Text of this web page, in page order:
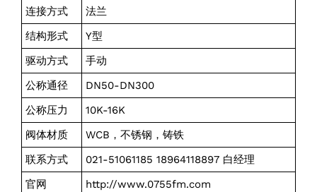
连接方式
法兰
结构形式
Y型
驱动方式
手动
公称通径
DN50-DN300
公称压力
10K-16K
阀体材质
WCB，不锈钢，铸铁
联系方式
021-51061185 18964118897 白经理
官网
http://www.0755fm.com